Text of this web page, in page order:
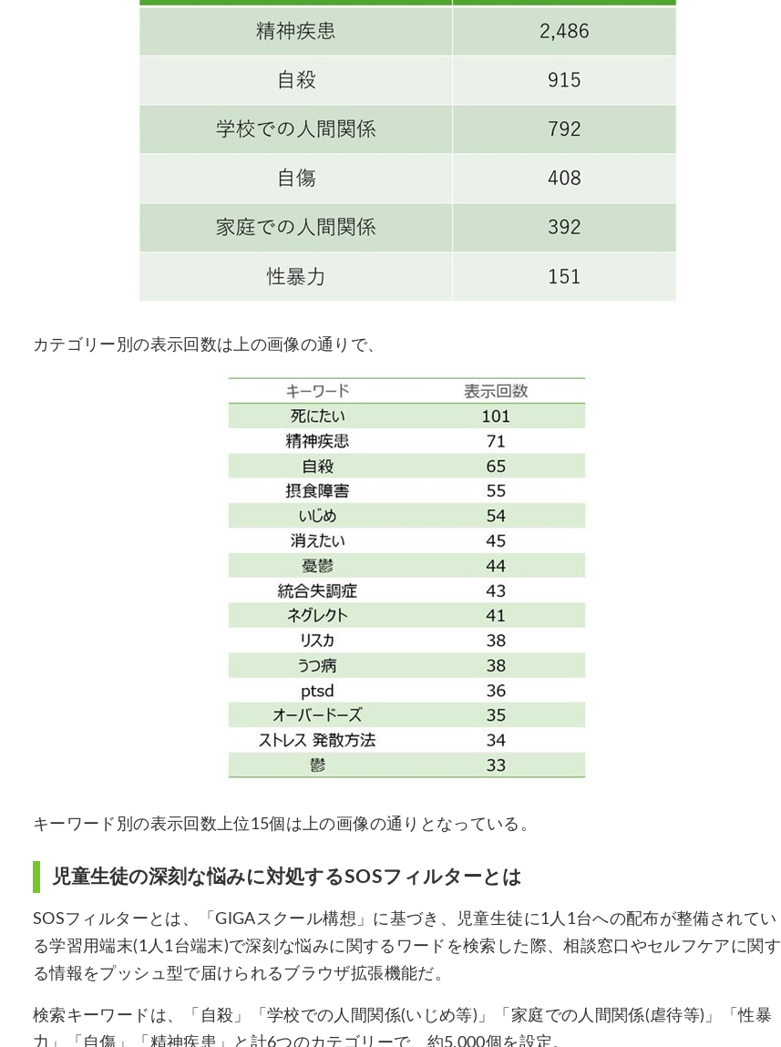
カテゴリー別の表示回数は上の画像の通りで、
キーワード別の表示回数上位15個は上の画像の通りとなっている。
児童生徒の深刻な悩みに対処するSOSフィルターとは
SOSフィルターとは、「GIGAスクール構想」に基づき、児童生徒に1人1台への配布が整備されてい
る学習用端末(1人1台端末)で深刻な悩みに関するワードを検索した際、相談窓口やセルフケアに関す
る情報をプッシュ型で届けられるブラウザ拡張機能だ。
検索キーワードは、「自殺」「学校での人間関係(いじめ等)」「家庭での人間関係(虐待等)」「性暴